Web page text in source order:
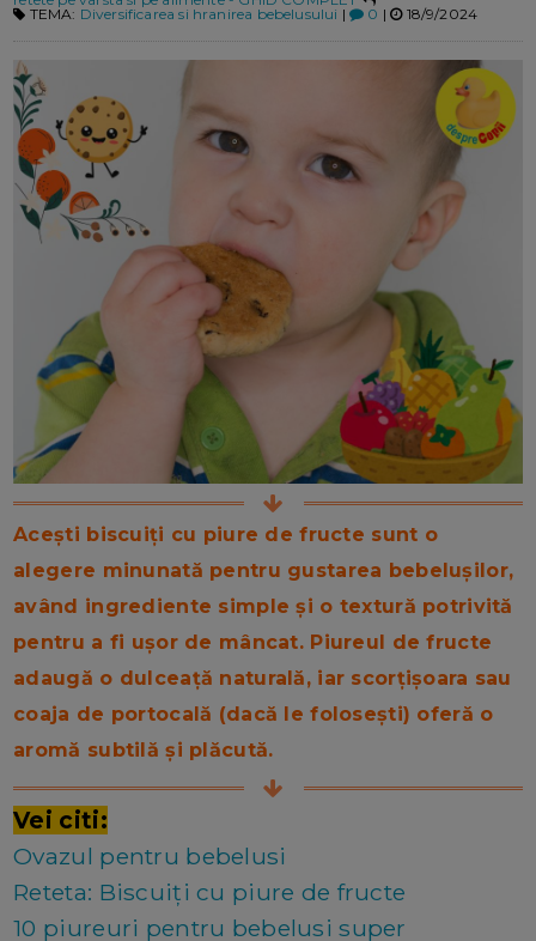
TEMA: Diversificarea si hranirea bebelusului | 0 | 18/9/2024
Acești biscuiți cu piure de fructe sunt o
alegere minunată pentru gustarea bebelușilor,
având ingrediente simple și o textură potrivită
pentru a fi ușor de mâncat. Piureul de fructe
adaugă o dulceață naturală, iar scorțișoara sau
coaja de portocală (dacă le folosești) oferă o
aromă subtilă și plăcută.
Vei citi:
Ovazul pentru bebelusi
Reteta: Biscuiți cu piure de fructe
10 piureuri pentru bebelusi super